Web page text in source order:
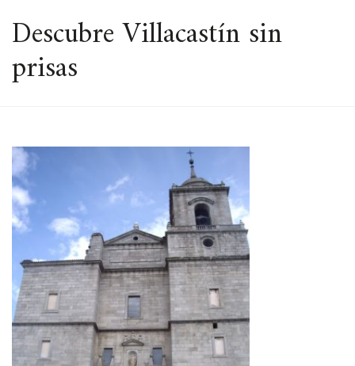
ESPACIO
Descubre Villacastín sin
prisas